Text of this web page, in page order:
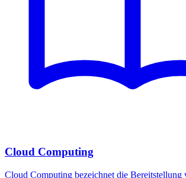
Cloud Computing
Cloud Computing bezeichnet die Bereitstellung